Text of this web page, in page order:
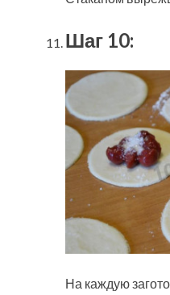
Шаг 10:
На каждую